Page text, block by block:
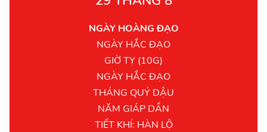
NGÀY HOÀNG ĐẠO
NGÀY HẮC ĐẠO
GIỜ TỴ (10G)
NGÀY HẮC ĐẠO
THÁNG QUÝ DẬU
NĂM GIÁP DẦN
TIẾT KHÍ: HÀN LỘ